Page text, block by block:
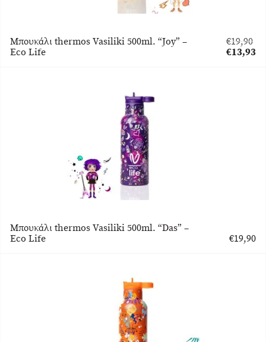
Μπουκάλι thermos Vasiliki 500ml. “Joy” –
Eco Life
€19,90
Original
€13,93
Μπουκάλι thermos Vasiliki 500ml. “Das” –
Eco Life
€19,90